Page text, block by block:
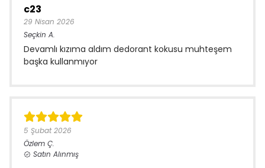
c23
29 Nisan 2026
Seçkin A.
Devamlı kızıma aldım dedorant kokusu muhteşem
başka kullanmıyor
5 Şubat 2026
Özlem Ç.
Satın Alınmış